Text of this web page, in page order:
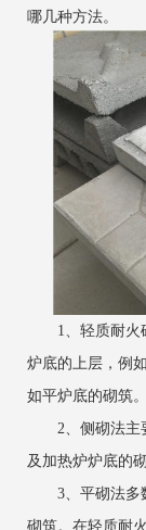
哪几种方法。
1、轻质耐火砖
炉底的上层，例
如平炉底的砌筑。
2、侧砌法主要
及加热炉炉底的
3、平砌法多数
砌筑。在轻质耐